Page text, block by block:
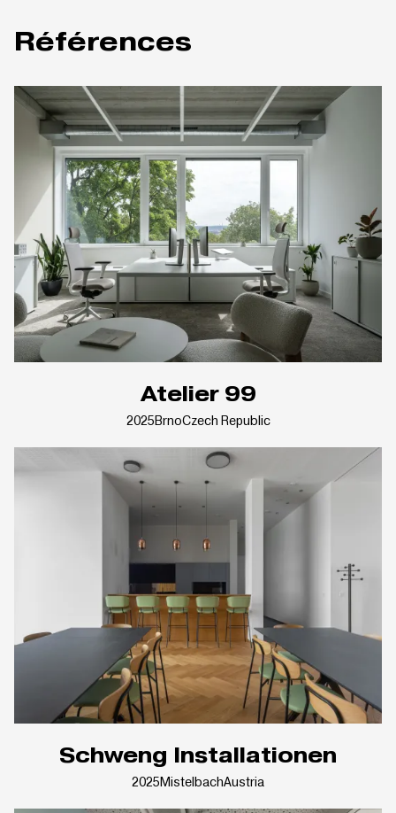
Références
Atelier 99
2025BrnoCzech Republic
Schweng Installationen
2025MistelbachAustria